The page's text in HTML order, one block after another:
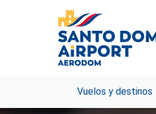
Vuelos y destinos